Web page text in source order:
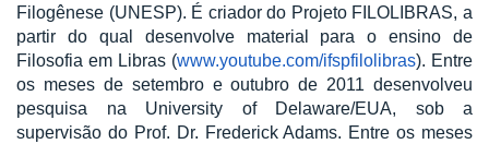
Filogênese (UNESP). É criador do Projeto FILOLIBRAS, a
partir do qual desenvolve material para o ensino de
Filosofia em Libras (www.youtube.com/ifspfilolibras). Entre
os meses de setembro e outubro de 2011 desenvolveu
pesquisa na University of Delaware/EUA, sob a
supervisão do Prof. Dr. Frederick Adams. Entre os meses